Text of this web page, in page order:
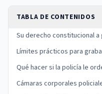
TABLA DE CONTENIDOS
Su derecho constitucional a
Límites prácticos para
Qué hacer si la policía le
Cámaras corporales